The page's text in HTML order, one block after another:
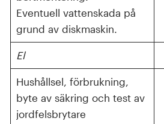
Eventuell vattenskada på
grund av diskmaskin.
El
Hushållsel, förbrukning,
byte av säkring och test av
jordfelsbrytare